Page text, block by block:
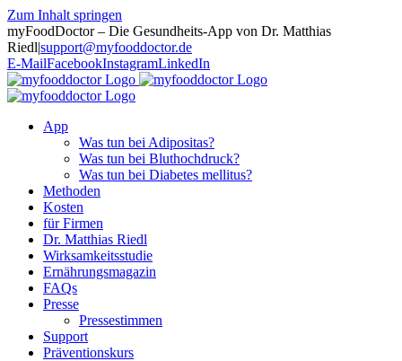
Zum Inhalt springen
myFoodDoctor – Die Gesundheits-App von Dr. Matthias
Riedl|support@myfooddoctor.de
E-MailFacebookInstagramLinkedIn
App
Was tun bei Adipositas?
Was tun bei Bluthochdruck?
Was tun bei Diabetes mellitus?
Methoden
Kosten
für Firmen
Dr. Matthias Riedl
Wirksamkeitsstudie
Ernährungsmagazin
FAQs
Presse
Pressestimmen
Support
Präventionskurs